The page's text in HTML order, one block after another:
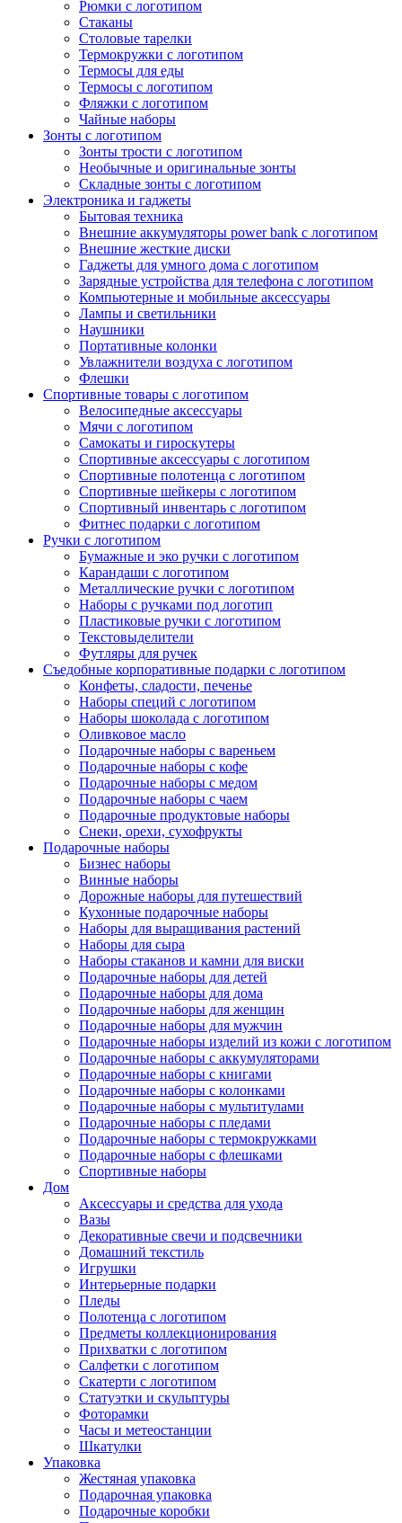
Рюмки с логотипом
Стаканы
Столовые тарелки
Термокружки с логотипом
Термосы для еды
Термосы с логотипом
Фляжки с логотипом
Чайные наборы
Зонты с логотипом
Зонты трости с логотипом
Необычные и оригинальные зонты
Складные зонты с логотипом
Электроника и гаджеты
Бытовая техника
Внешние аккумуляторы power bank с логотипом
Внешние жесткие диски
Гаджеты для умного дома с логотипом
Зарядные устройства для телефона с логотипом
Компьютерные и мобильные аксессуары
Лампы и светильники
Наушники
Портативные колонки
Увлажнители воздуха с логотипом
Флешки
Спортивные товары с логотипом
Велосипедные аксессуары
Мячи с логотипом
Самокаты и гироскутеры
Спортивные аксессуары с логотипом
Спортивные полотенца с логотипом
Спортивные шейкеры с логотипом
Спортивный инвентарь с логотипом
Фитнес подарки с логотипом
Ручки с логотипом
Бумажные и эко ручки с логотипом
Карандаши с логотипом
Металлические ручки с логотипом
Наборы с ручками под логотип
Пластиковые ручки с логотипом
Текстовыделители
Футляры для ручек
Съедобные корпоративные подарки с логотипом
Конфеты, сладости, печенье
Наборы специй с логотипом
Наборы шоколада с логотипом
Оливковое масло
Подарочные наборы с вареньем
Подарочные наборы с кофе
Подарочные наборы с медом
Подарочные наборы с чаем
Подарочные продуктовые наборы
Снеки, орехи, сухофрукты
Подарочные наборы
Бизнес наборы
Винные наборы
Дорожные наборы для путешествий
Кухонные подарочные наборы
Наборы для выращивания растений
Наборы для сыра
Наборы стаканов и камни для виски
Подарочные наборы для детей
Подарочные наборы для дома
Подарочные наборы для женщин
Подарочные наборы для мужчин
Подарочные наборы изделий из кожи с логотипом
Подарочные наборы с аккумуляторами
Подарочные наборы с книгами
Подарочные наборы с колонками
Подарочные наборы с мультитулами
Подарочные наборы с пледами
Подарочные наборы с термокружками
Подарочные наборы с флешками
Спортивные наборы
Дом
Аксессуары и средства для ухода
Вазы
Декоративные свечи и подсвечники
Домашний текстиль
Игрушки
Интерьерные подарки
Пледы
Полотенца с логотипом
Предметы коллекционирования
Прихватки с логотипом
Салфетки с логотипом
Скатерти с логотипом
Статуэтки и скульптуры
Фоторамки
Часы и метеостанции
Шкатулки
Упаковка
Жестяная упаковка
Подарочная упаковка
Подарочные коробки